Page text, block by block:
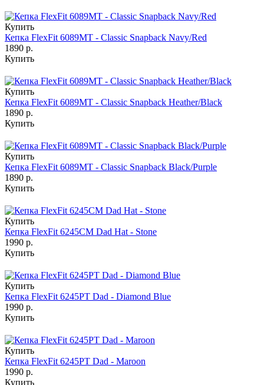
Купить
Кепка FlexFit 6089MT - Classic Snapback Navy/Red
1890 р.
Купить
Купить
Кепка FlexFit 6089MT - Classic Snapback Heather/Black
1890 р.
Купить
Купить
Кепка FlexFit 6089MT - Classic Snapback Black/Purple
1890 р.
Купить
Купить
Кепка FlexFit 6245CM Dad Hat - Stone
1990 р.
Купить
Купить
Кепка FlexFit 6245PT Dad - Diamond Blue
1990 р.
Купить
Купить
Кепка FlexFit 6245PT Dad - Maroon
1990 р.
Купить